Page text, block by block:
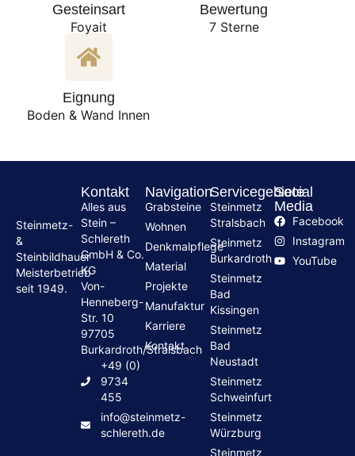
Gesteinsart
Foyait
Bewertung
7 Sterne
Eignung
Boden & Wand Innen
Steinmetz-
&
Steinbildhauer
Meisterbetrieb
seit 1949.
Kontakt
Alles aus
Stein –
Schlereth
GmbH & Co.
KG
Von-
Henneberg-
Str. 10
97705
Burkardroth/Stralsbach
+49 (0)
9734
455
info@steinmetz-
schlereth.de
Navigation
Grabsteine
Wohnen
Denkmalpflege
Material
Projekte
Manufaktur
Karriere
Kontakt
Servicegebiete
Steinmetz
Stralsbach
Steinmetz
Burkardroth
Steinmetz
Bad
Kissingen
Steinmetz
Bad
Neustadt
Steinmetz
Schweinfurt
Steinmetz
Würzburg
Steinmetz
Social
Media
Facebook
Instagram
YouTube